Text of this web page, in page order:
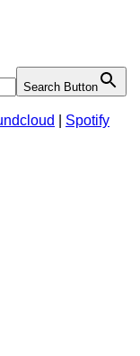
Search Button
Spotify